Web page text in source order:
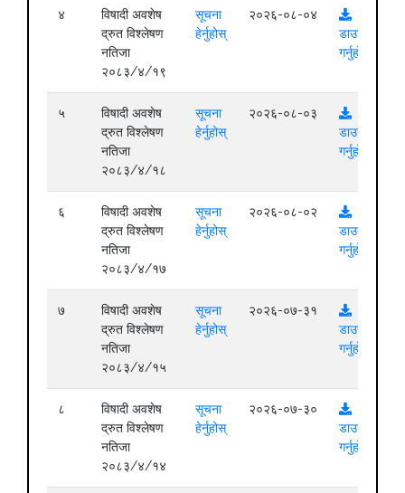
४
विषादी अवशेष
द्रुत विश्लेषण
नतिजा
२०८३/४/१९
सूचना
हेर्नुहोस्
२०२६-०८-०४
डाउनलोड
गर्नुहोस्
५
विषादी अवशेष
द्रुत विश्लेषण
नतिजा
२०८३/४/१८
सूचना
हेर्नुहोस्
२०२६-०८-०३
डाउनलोड
गर्नुहोस्
६
विषादी अवशेष
द्रुत विश्लेषण
नतिजा
२०८३/४/१७
सूचना
हेर्नुहोस्
२०२६-०८-०२
डाउनलोड
गर्नुहोस्
७
विषादी अवशेष
द्रुत विश्लेषण
नतिजा
२०८३/४/१५
सूचना
हेर्नुहोस्
२०२६-०७-३१
डाउनलोड
गर्नुहोस्
८
विषादी अवशेष
द्रुत विश्लेषण
नतिजा
२०८३/४/१४
सूचना
हेर्नुहोस्
२०२६-०७-३०
डाउनलोड
गर्नुहोस्